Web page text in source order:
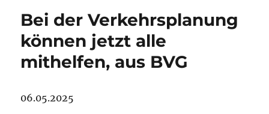
Bei der Verkehrsplanung
können jetzt alle
mithelfen, aus BVG
06.05.2025